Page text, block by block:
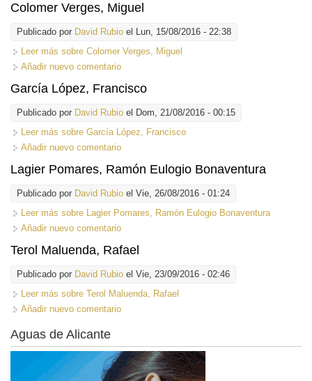
Colomer Verges, Miguel
Publicado por David Rubio el Lun, 15/08/2016 - 22:38
Leer más sobre Colomer Verges, Miguel
Añadir nuevo comentario
García López, Francisco
Publicado por David Rubio el Dom, 21/08/2016 - 00:15
Leer más sobre García López, Francisco
Añadir nuevo comentario
Lagier Pomares, Ramón Eulogio Bonaventura
Publicado por David Rubio el Vie, 26/08/2016 - 01:24
Leer más sobre Lagier Pomares, Ramón Eulogio Bonaventura
Añadir nuevo comentario
Terol Maluenda, Rafael
Publicado por David Rubio el Vie, 23/09/2016 - 02:46
Leer más sobre Terol Maluenda, Rafael
Añadir nuevo comentario
Aguas de Alicante